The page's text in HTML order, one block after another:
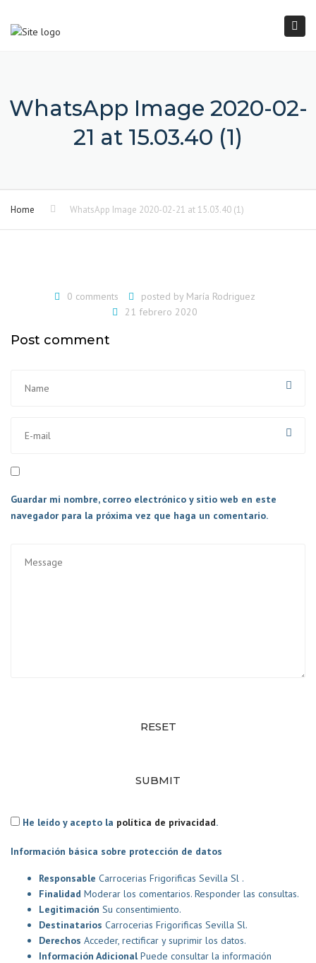
WhatsApp Image 2020-02-
21 at 15.03.40 (1)
Home WhatsApp Image 2020-02-21 at 15.03.40 (1)
0 comments posted by María Rodriguez
21 febrero 2020
Post comment
Guardar mi nombre, correo electrónico y sitio web en este
navegador para la próxima vez que haga un comentario.
RESET
SUBMIT
He leído y acepto la política de privacidad.
Información básica sobre protección de datos
Responsable Carrocerias Frigorificas Sevilla Sl .
Finalidad Moderar los comentarios. Responder las consultas.
Legitimación Su consentimiento.
Destinatarios Carrocerias Frigorificas Sevilla Sl.
Derechos Acceder, rectificar y suprimir los datos.
Información AdicionalPuede consultar la información